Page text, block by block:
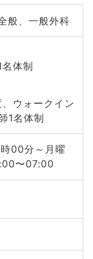
般、一般外科
体制
ウォークイン
1名体制
00分～月曜
〜07:00